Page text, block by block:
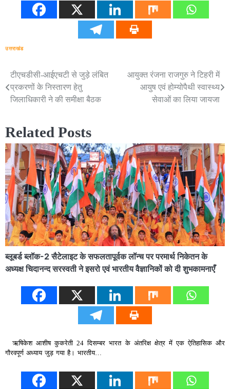
उत्तराखंड
Post
navigation
टीएचडीसी-आईएचटी से जुड़े लंबित
प्रकरणों के निस्तारण हेतु
जिलाधिकारी ने की समीक्षा बैठक
आयुक्त रंजना राजगुरु ने टिहरी में
आयुष एवं होम्योपैथी स्वास्थ्य
सेवाओं का लिया जायजा
Related Posts
ब्लूबर्ड ब्लॉक-2 सैटेलाइट के सफलतापूर्वक लॉन्च पर परमार्थ निकेतन के
अध्यक्ष चिदानन्द सरस्वती ने इसरो एवं भारतीय वैज्ञानिकों को दी शुभकामनाएँ
ऋषिकेश आशीष कुकरेती 24 दिसम्बर भारत के अंतरिक्ष क्षेत्र में एक ऐतिहासिक और
गौरवपूर्ण अध्याय जुड़ गया है। भारतीय…